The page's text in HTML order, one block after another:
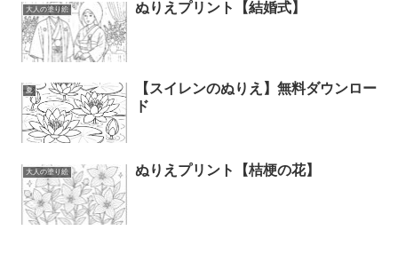
大人の塗り絵 ぬりえプリント【結婚式】
夏
【スイレンのぬりえ】無料ダウンロー
ド
大人の塗り絵 ぬりえプリント【桔梗の花】